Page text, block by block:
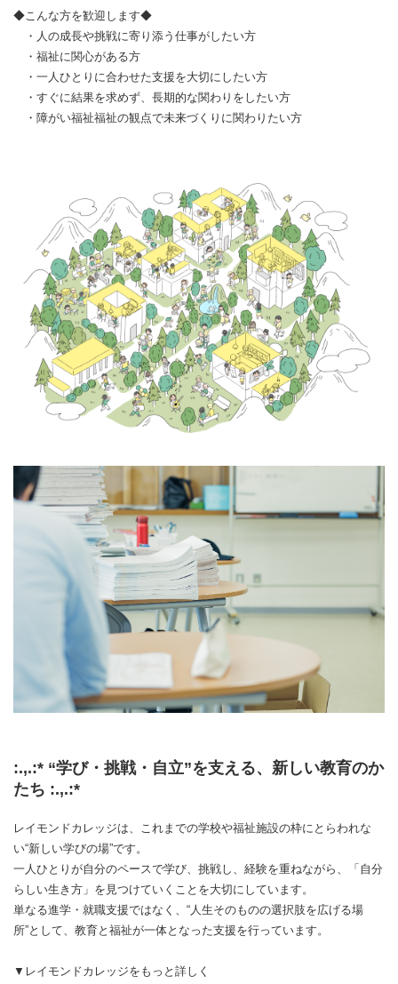
◆こんな方を歓迎します◆
・人の成長や挑戦に寄り添う仕事がしたい方
・福祉に関心がある方
・一人ひとりに合わせた支援を大切にしたい方
・すぐに結果を求めず、長期的な関わりをしたい方
・障がい福祉福祉の観点で未来づくりに関わりたい方
:.,.:* “学び・挑戦・自立”を支える、新しい教育のか
たち :.,.:*
レイモンドカレッジは、これまでの学校や福祉施設の枠にとらわれな
い“新しい学びの場”です。
一人ひとりが自分のペースで学び、挑戦し、経験を重ねながら、「自分
らしい生き方」を見つけていくことを大切にしています。
単なる進学・就職支援ではなく、“人生そのものの選択肢を広げる場
所”として、教育と福祉が一体となった支援を行っています。
▼レイモンドカレッジをもっと詳しく